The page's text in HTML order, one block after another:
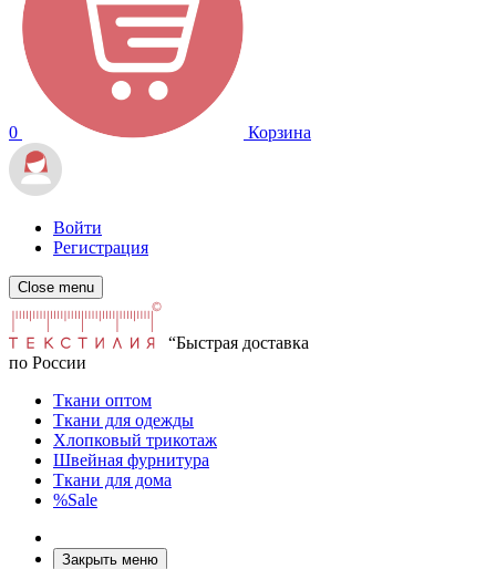
0 Корзина
Войти
Регистрация
Close menu
“Быстрая доставка
по России
Ткани оптом
Ткани для одежды
Хлопковый трикотаж
Швейная фурнитура
Ткани для дома
%Sale
Закрыть меню